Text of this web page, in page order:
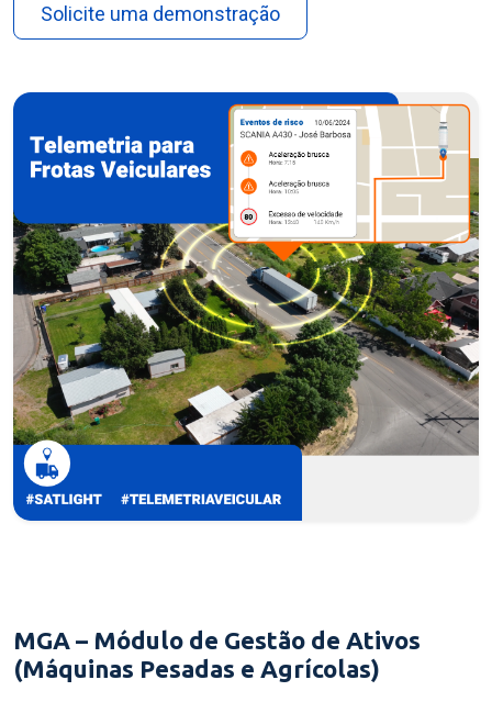
Solicite uma demonstração
MGA – Módulo de Gestão de Ativos
(Máquinas Pesadas e Agrícolas)